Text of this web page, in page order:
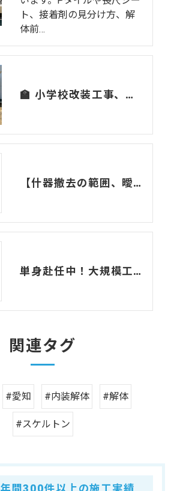
ト、接着剤の見分け方、解
体前…
🏫 小学校改装工事、現場からのレポート
【什器撤去の範囲、曖昧になっていませんか？】原状回復との違いと、責任の境界をQ&Aでスッキリ解説！
単身赴任中！大規模工場解体の現場からお届けする現場日記
関連タグ
#愛知 #内装解体 #解体
#スケルトン
年間300件以上の施工実績